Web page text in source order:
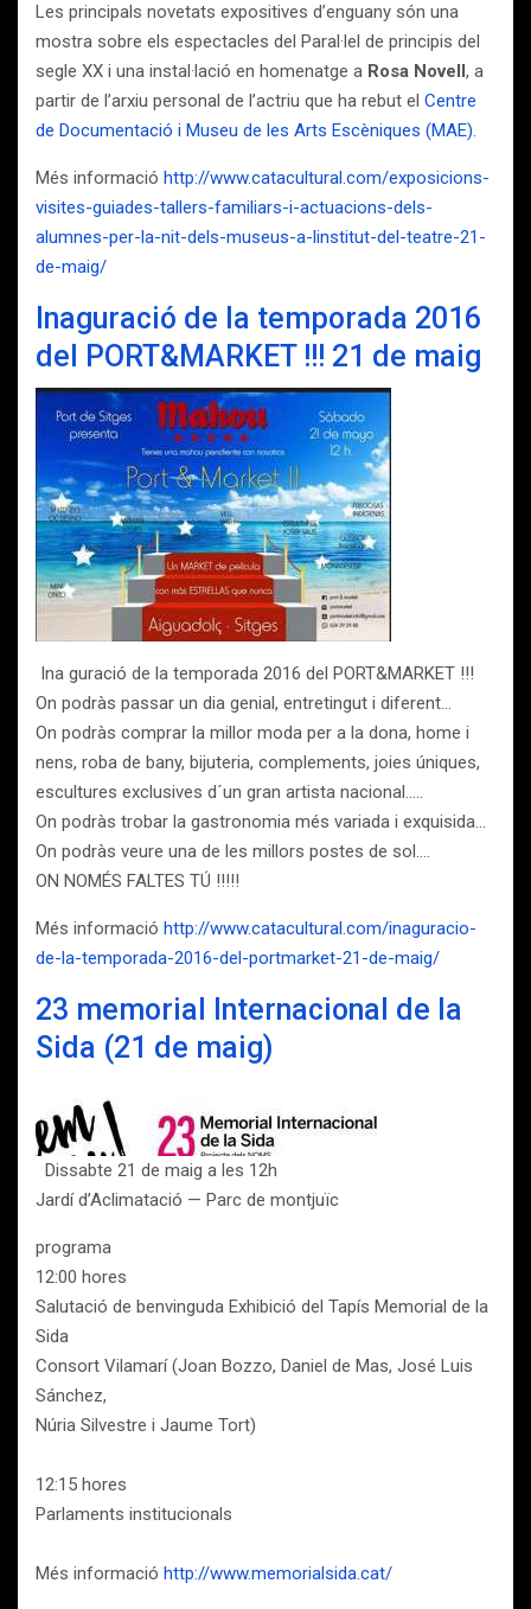
Les principals novetats expositives d’enguany són una
mostra sobre els espectacles del Paral·lel de principis del
segle XX i una instal·lació en homenatge a Rosa Novell, a
partir de l’arxiu personal de l’actriu que ha rebut el Centre
de Documentació i Museu de les Arts Escèniques (MAE).
Més informació http://www.catacultural.com/exposicions-
visites-guiades-tallers-familiars-i-actuacions-dels-
alumnes-per-la-nit-dels-museus-a-linstitut-del-teatre-21-
de-maig/
Inaguració de la temporada 2016
del PORT&MARKET !!! 21 de maig
Ina guració de la temporada 2016 del PORT&MARKET !!!
On podràs passar un dia genial, entretingut i diferent…
On podràs comprar la millor moda per a la dona, home i
nens, roba de bany, bijuteria, complements, joies úniques,
escultures exclusives d´un gran artista nacional…..
On podràs trobar la gastronomia més variada i exquisida…
On podràs veure una de les millors postes de sol….
ON NOMÉS FALTES TÚ !!!!!
Més informació http://www.catacultural.com/inaguracio-
de-la-temporada-2016-del-portmarket-21-de-maig/
23 memorial Internacional de la
Sida (21 de maig)
Dissabte 21 de maig a les 12h
Jardí d’Aclimatació — Parc de montjuïc
programa
12:00 hores
Salutació de benvinguda Exhibició del Tapís Memorial de la
Sida
Consort Vilamarí (Joan Bozzo, Daniel de Mas, José Luis
Sánchez,
Núria Silvestre i Jaume Tort)
12:15 hores
Parlaments institucionals
Més informació http://www.memorialsida.cat/